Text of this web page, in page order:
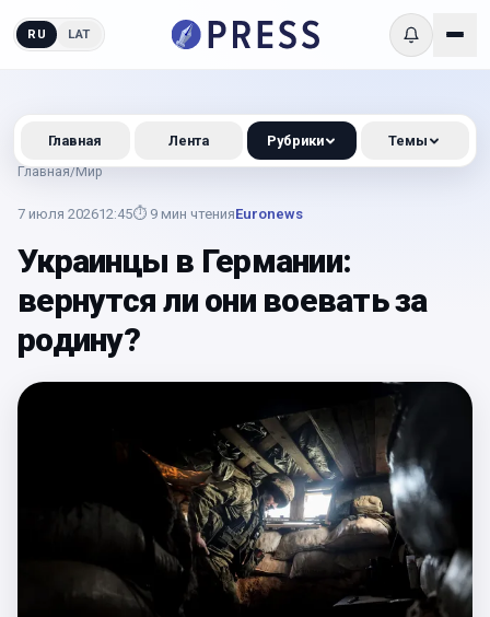
RU LAT
Главная/Мир
7 июля 202612:45⏱ 9 мин чтенияEuronews
Украинцы в Германии:
вернутся ли они воевать за
родину?
Главная Лента Рубрики Темы